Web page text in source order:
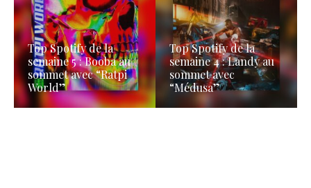
Top Spotify de la
semaine 5 : Booba au
sommet avec “Ratpi
World”
Top Spotify de la
semaine 4 : Landy au
sommet avec
“Médusa”